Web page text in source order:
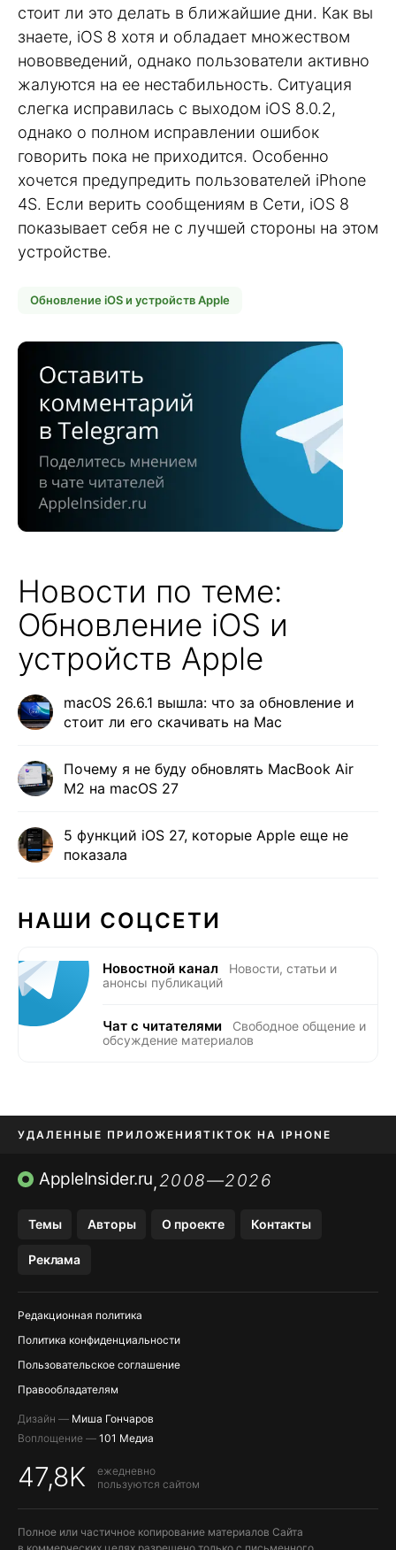
стоит ли это делать в ближайшие дни. Как вы
знаете, iOS 8 хотя и обладает множеством
нововведений, однако пользователи активно
жалуются на ее нестабильность. Ситуация
слегка исправилась с выходом iOS 8.0.2,
однако о полном исправлении ошибок
говорить пока не приходится. Особенно
хочется предупредить пользователей iPhone
4S. Если верить сообщениям в Сети, iOS 8
показывает себя не с лучшей стороны на этом
устройстве.
Обновление iOS и устройств Apple
Новости по теме:
Обновление iOS и
устройств Apple
macOS 26.6.1 вышла: что за обновление и
стоит ли его скачивать на Mac
Почему я не буду обновлять MacBook Air
M2 на macOS 27
5 функций iOS 27, которые Apple еще не
показала
НАШИ СОЦСЕТИ
Новостной канал
Новости, статьи и
анонсы публикаций
Чат с читателями
Свободное общение и
обсуждение материалов
УДАЛЕННЫЕ ПРИЛОЖЕНИЯTIKTOK НА IPHONE
ПРИЛОЖЕНИЯ БЕЗ APP STORE
AppleInsider.ru,2008—2026
Темы Авторы О проекте Контакты
Реклама
Редакционная политика
Политика конфиденциальности
Пользовательское соглашение
Правообладателям
Дизайн — Миша Гончаров
Воплощение — 101 Медиа
47,8K
ежедневно
пользуются сайтом
Полное или частичное копирование материалов Сайта